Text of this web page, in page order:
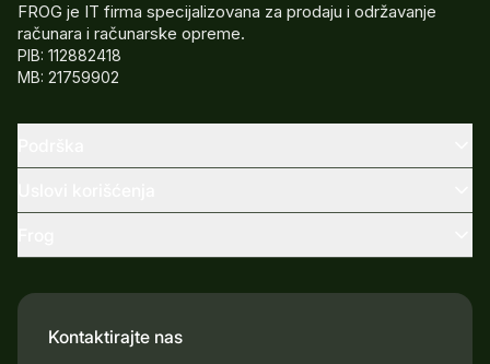
FROG je IT firma specijalizovana za prodaju i održavanje
računara i računarske opreme.
PIB: 112882418
MB: 21759902
Kontaktirajte nas